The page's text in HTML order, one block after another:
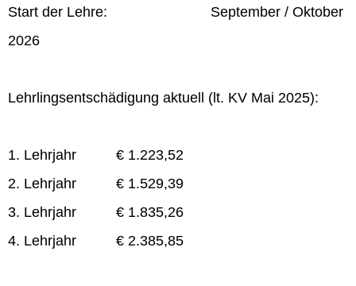
Start der Lehre: September / Oktober
2026
Lehrlingsentschädigung aktuell (lt. KV Mai 2025):
1. Lehrjahr € 1.223,52
2. Lehrjahr € 1.529,39
3. Lehrjahr € 1.835,26
4. Lehrjahr € 2.385,85